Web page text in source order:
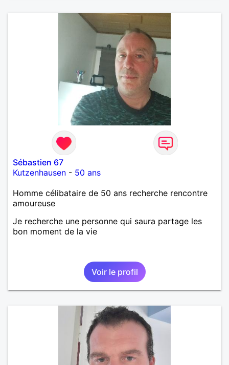
Sébastien 67
Kutzenhausen - 50 ans
Homme célibataire de 50 ans recherche rencontre
amoureuse
Je recherche une personne qui saura partage les
bon moment de la vie
Voir le profil